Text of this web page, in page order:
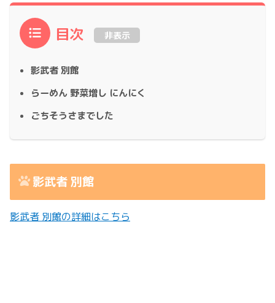
目次 非表示
影武者 別館
らーめん 野菜増し にんにく
ごちそうさまでした
影武者 別館
影武者 別館の詳細はこちら